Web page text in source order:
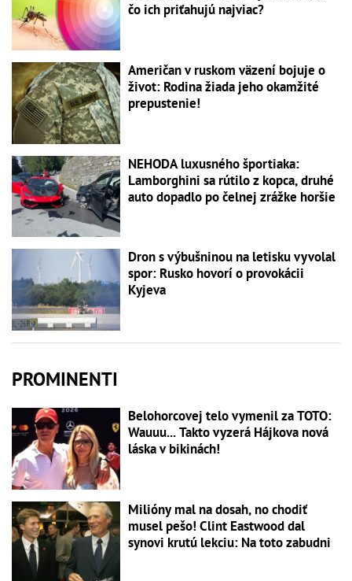
čo ich priťahujú najviac?
Američan v ruskom väzení bojuje o
život: Rodina žiada jeho okamžité
prepustenie!
NEHODA luxusného športiaka:
Lamborghini sa rútilo z kopca, druhé
auto dopadlo po čelnej zrážke horšie
Dron s výbušninou na letisku vyvolal
spor: Rusko hovorí o provokácii
Kyjeva
PROMINENTI
Belohorcovej telo vymenil za TOTO:
Wauuu... Takto vyzerá Hájkova nová
láska v bikinách!
Milióny mal na dosah, no chodiť
musel pešo! Clint Eastwood dal
synovi krutú lekciu: Na toto zabudni